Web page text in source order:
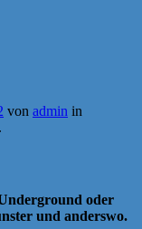
von admin in
.
oder
und anderswo.